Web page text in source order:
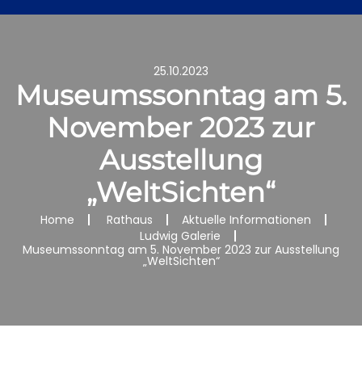
25.10.2023
Museumssonntag am 5.
November 2023 zur
Ausstellung
„WeltSichten“
Home Rathaus
Aktuelle Informationen
Ludwig Galerie
Museumssonntag am 5. November 2023 zur Ausstellung
„WeltSichten“